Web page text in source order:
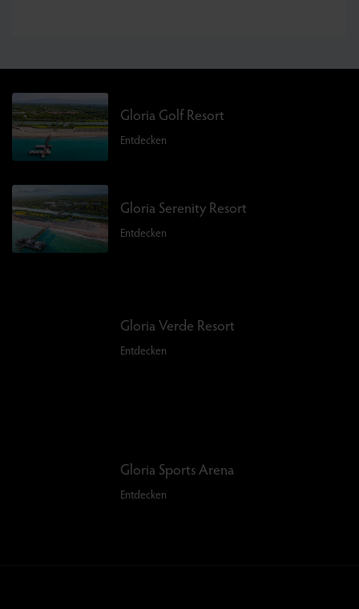
Gloria Golf Resort
Entdecken
Gloria Serenity Resort
Entdecken
Gloria Verde Resort
Entdecken
Gloria Sports Arena
Entdecken